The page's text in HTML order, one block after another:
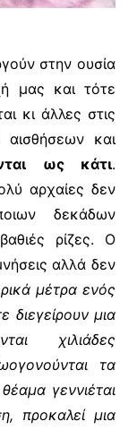
στην ουσία
μας και τότε
κι άλλες στις
και
ως κάτι.
αρχαίες δεν
δεκάδων
ρίζες. Ο
αλλά δεν
μέτρα ενός
διεγείρουν μια
χιλιάδες
τα
γεννιέται
προκαλεί μια